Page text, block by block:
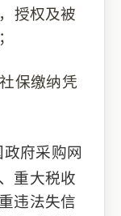
， 授权及被
保缴纳凭
府采购网
重大税收
违法失信